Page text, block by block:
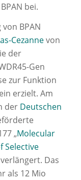
bei.
BPAN
Cezannevon
der
Gen
zur Funktion
erzielt. Am
der Deutschen
„Molecular
Selective
Das
als 12 Mio